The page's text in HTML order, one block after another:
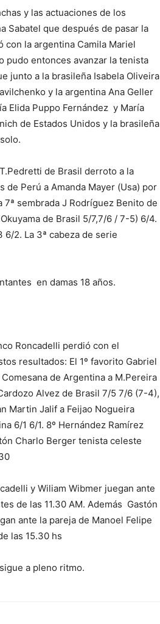
y las actuaciones de los
Sabatel que después de pasar la
la argentina Camila Mariel
pudo entonces avanzar la tenista
junto a la brasileña Isabela Oliveira
y la argentina Ana Geller
Elida Puppo Fernández y María
de Estados Unidos y la brasileña
de Brasil derroto a la
de Perú a Amanda Mayer (Usa) por
sembrada J Rodríguez Benito de
de Brasil 5/7,7/6 / 7-5) 6/4.
2. La 3ª cabeza de serie
en damas 18 años.
Roncadelli perdió con el
resultados: El 1º favorito Gabriel
de Argentina a M.Pereira
Alvez de Brasil 7/5 7/6 (7-4),
Martin Jalif a Feijao Nogueira
6/1 6/1. 8º Hernández Ramírez
Charlo Berger tenista celeste
y Wiliam Wibmer juegan ante
de las 11.30 AM. Además Gastón
ante la pareja de Manoel Felipe
las 15.30 hs
a pleno ritmo.